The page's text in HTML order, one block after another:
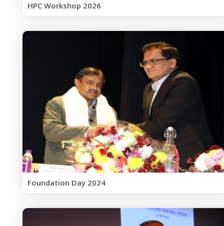
HPC Workshop 2026
Foundation Day 2024